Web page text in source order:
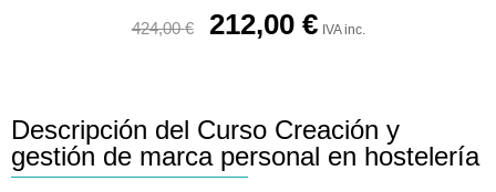
424,00€ 212,00 € IVA inc.
Descripción del Curso Creación y
gestión de marca personal en hostelería